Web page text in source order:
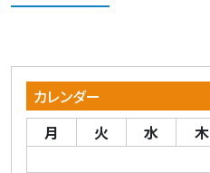
カレンダー
月
火 水 木